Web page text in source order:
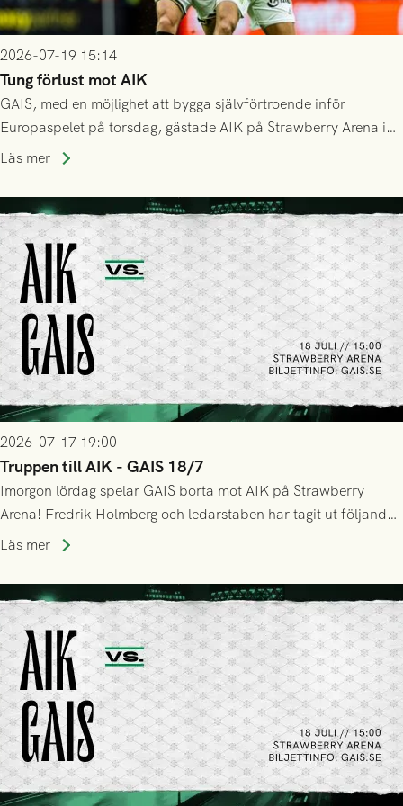
2026-07-19 15:14
Tung förlust mot AIK
GAIS, med en möjlighet att bygga självförtroende inför
Europaspelet på torsdag, gästade AIK på Strawberry Arena i
Stockholm . Men trots konstant hotande i första halvlek av
lyckades få in 2-0.
Läs mer
2026-07-17 19:00
Truppen till AIK - GAIS 18/7
Imorgon lördag spelar GAIS borta mot AIK på Strawberry
Arena! Fredrik Holmberg och ledarstaben har tagit ut följande
trupp till matchen:
Läs mer